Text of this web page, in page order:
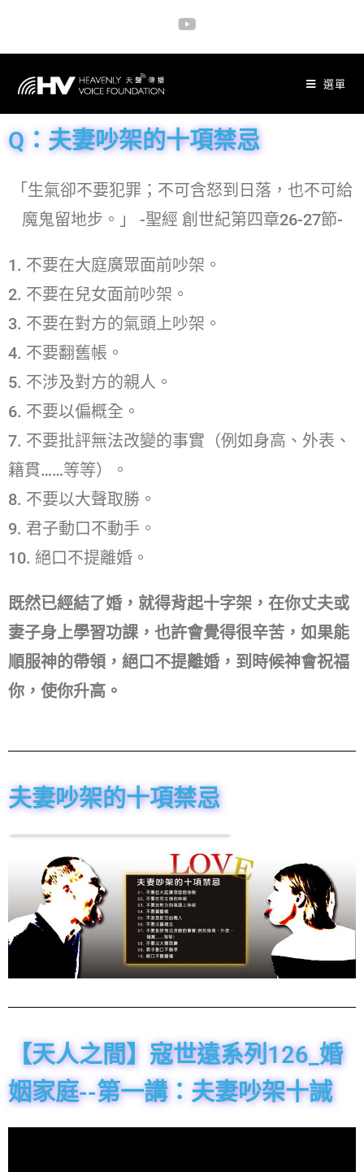
選單
Q：夫妻吵架的十項禁忌
「生氣卻不要犯罪；不可含怒到日落，也不可給
魔鬼留地步。」 -聖經 創世紀第四章26-27節-
1. 不要在大庭廣眾面前吵架。
2. 不要在兒女面前吵架。
3. 不要在對方的氣頭上吵架。
4. 不要翻舊帳。
5. 不涉及對方的親人。
6. 不要以偏概全。
7. 不要批評無法改變的事實（例如身高、外表、
籍貫……等等）。
8. 不要以大聲取勝。
9. 君子動口不動手。
10. 絕口不提離婚。
既然已經結了婚，就得背起十字架，在你丈夫或
妻子身上學習功課，也許會覺得很辛苦，如果能
順服神的帶領，絕口不提離婚，到時候神會祝福
你，使你升高。
夫妻吵架的十項禁忌
【天人之間】寇世遠系列126_婚
姻家庭--第一講：夫妻吵架十誡